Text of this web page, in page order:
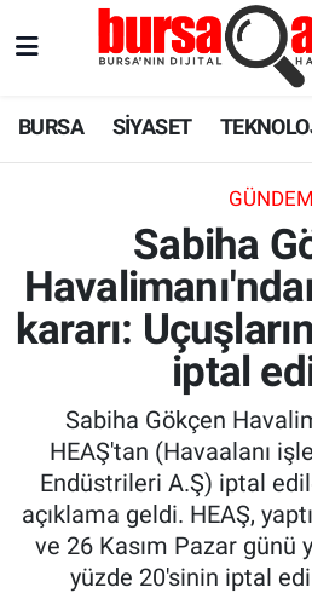
BURSA SİYASET
GÜNDEM
Sabiha
kararı:
iptal
Sabiha Gökçen
HEAŞ'tan (Havaalanı
Endüstrileri A.Ş) iptal
açıklama geldi. HEAŞ,
ve 26 Kasım Pazar günü
yüzde 20'sinin iptal
SPOR
EKONOMİ
ASTROLOJİ
BLOG
Süper Lig Puan Durumu
Tüm Manşetler
Son Dakika Haberleri
Haber Arşivi